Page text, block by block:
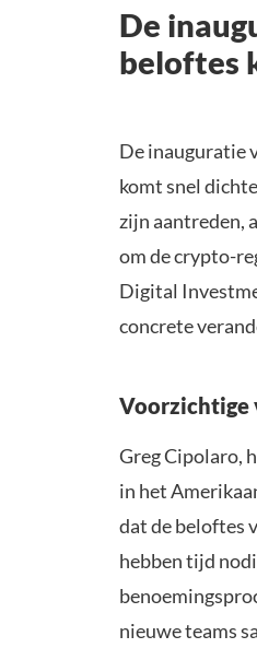
De
beloftes
De inauguratie
komt snel
zijn aantreden,
om de crypto-
Digital
concrete
Voorzichtige
Greg Cipolaro,
in het
dat de beloftes
hebben tijd
nieuwe teams